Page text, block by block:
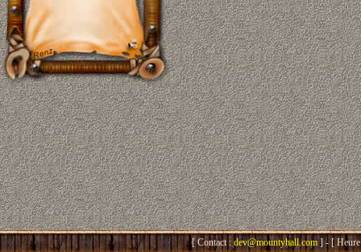
[ Contact : dev@mountyhall.com] - [ Heure